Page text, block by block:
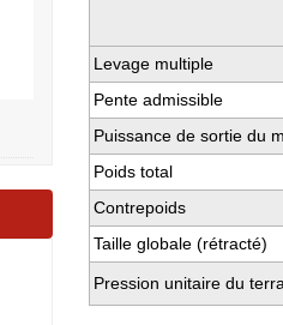
Levage multiple
Pente admissible
Puissance de sortie du
Poids total
Contrepoids
Taille globale (rétracté)
Pression unitaire du